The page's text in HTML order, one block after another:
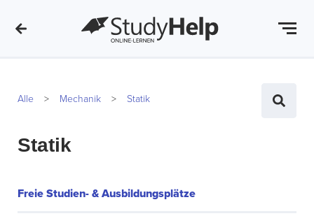
Alle Mechanik Statik
Statik
Freie Studien- & Ausbildungsplätze